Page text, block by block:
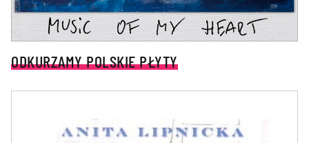
ODKURZAMY POLSKIE PŁYTY